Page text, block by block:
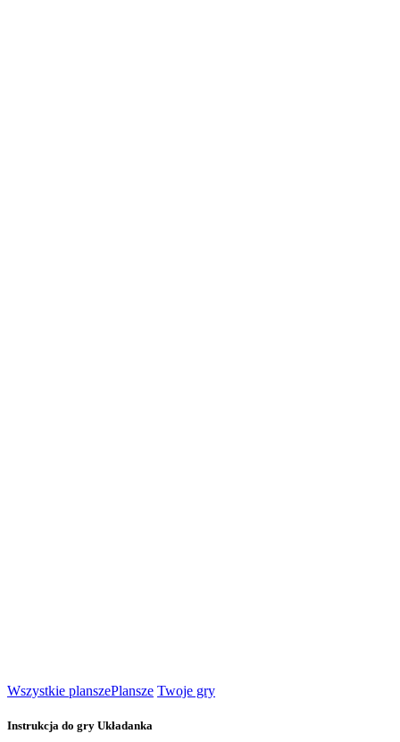
Wszystkie planszePlansze Twoje gry
Instrukcja do gry Układanka